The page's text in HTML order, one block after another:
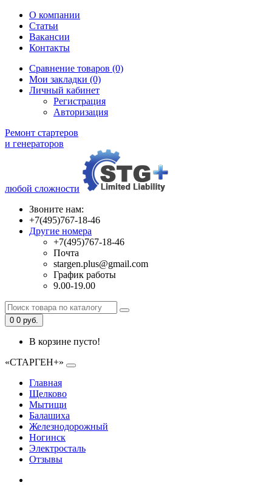
О компании
Статьи
Вакансии
Контакты
Сравнение товаров (0)
Мои закладки (0)
Личный кабинет
Регистрация
Авторизация
Ремонт стартеров
и генераторов
любой сложности
Звоните нам:
+7(495)767-18-46
Другие номера
+7(495)767-18-46
Почта
stargen.plus@gmail.com
График работы
9.00-19.00
0 0 руб.
В корзине пусто!
«СТАРГЕН+»
Главная
Щелково
Мытищи
Балашиха
Железнодорожный
Ногинск
Электросталь
Отзывы